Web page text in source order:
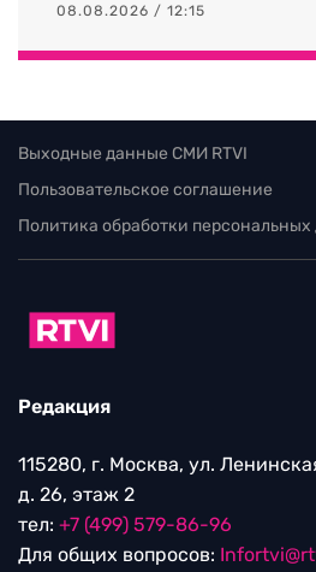
08.08.2026 / 12:15
Выходные данные СМИ RTVI
Пользовательское соглашение
Политика обработки
Редакция
115280, г. Москва, ул.
д. 26, этаж 2
тел: +7 (499) 579-86-96
Для общих вопросов: